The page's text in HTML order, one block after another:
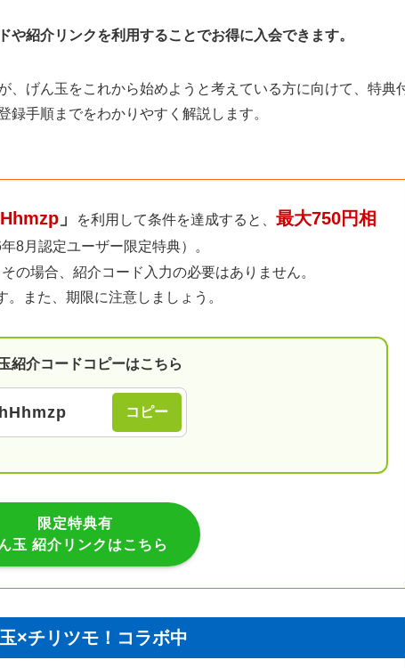
や紹介リンクを利用することでお得に入会できます。
、げん玉をこれから始めようと考えている方に向けて、特典
録手順までをわかりやすく解説します。
」 を利用して条件を達成すると、 最大750円相
8月認定ユーザー限定特典）。
その場合、紹介コード入力の必要はありません。
。また、期限に注意しましょう。
紹介コードコピーはこちら
コピー
限定特典有
玉 紹介リンクはこちら
×チリツモ！コラボ中